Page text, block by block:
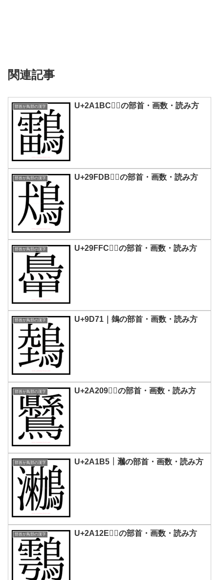
関連記事
部首が鳥部の漢字 U+2A1BC｜𪆼の部首・画数・読み方
部首が鳥部の漢字 U+29FDB｜𩿛の部首・画数・読み方
部首が鳥部の漢字 U+29FFC｜𩿼の部首・画数・読み方
部首が鳥部の漢字 U+9D71｜鵱の部首・画数・読み方
部首が鳥部の漢字 U+2A209｜𪈉の部首・画数・読み方
部首が鳥部の漢字 U+2A1B5｜𪆵の部首・画数・読み方
部首が鳥部の漢字 U+2A12E｜𪄮の部首・画数・読み方